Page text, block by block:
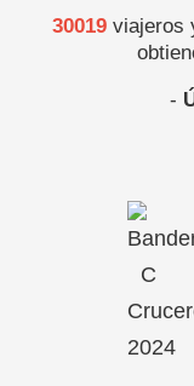
30019viajeros
-